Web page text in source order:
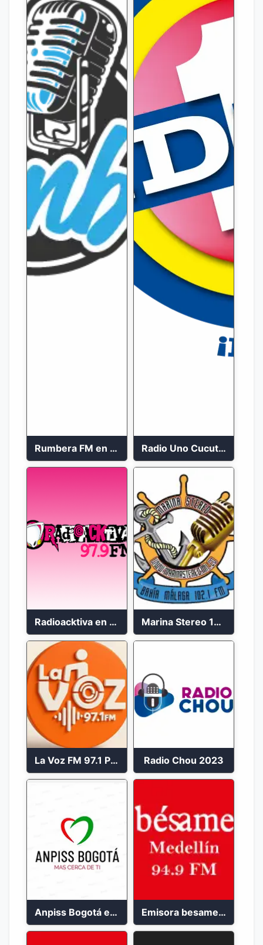
Rumbera FM en vivo 24/7 Radio Uno Cucuta 91.7 FM
Radioacktiva en vivo 97.9 FM Marina Stereo 102.1 FM
La Voz FM 97.1 Popayán en Vivo Radio Chou 2023
Anpiss Bogotá emisora 2023 Emisora besame medellín 2023